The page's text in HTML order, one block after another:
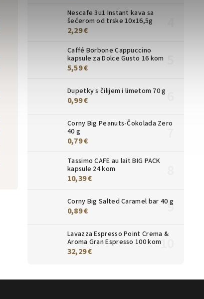
Nescafe 3u1 Instant kava sa
šećerom od trske 10x16,5g
2,29 €
Caffé Borbone Cappuccino
kapsule za Dolce Gusto 16 kom
5,59 €
Dupetky s čilijem i limetom 70 g
0,99 €
Corny Big Peanuts-Čokolada Zero
40 g
0,79 €
Tassimo CAFE au lait BIG PACK
kapsule 24 kom
10,39 €
Corny Big Salted Caramel bar 40 g
0,89 €
Lavazza Espresso Point Crema &
Aroma Gran Espresso 100 kom
32,29 €